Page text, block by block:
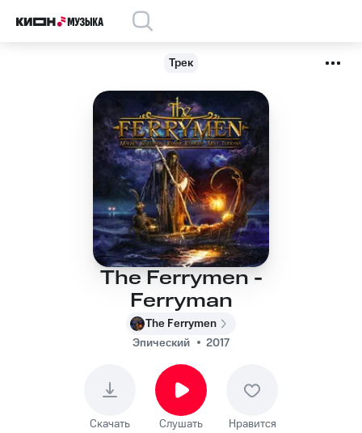
Трек
The Ferrymen -
Ferryman
The Ferrymen
Эпический
2017
Скачать Слушать Нравится